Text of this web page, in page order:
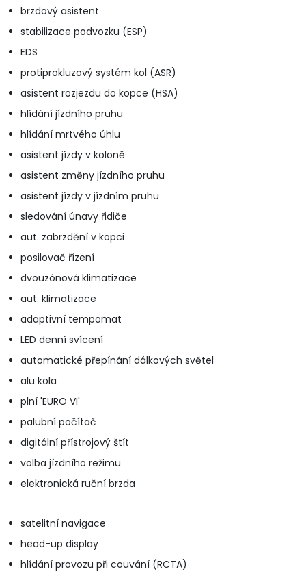
brzdový asistent
stabilizace podvozku (ESP)
EDS
protiprokluzový systém kol (ASR)
asistent rozjezdu do kopce (HSA)
hlídání jízdního pruhu
hlídání mrtvého úhlu
asistent jízdy v koloně
asistent změny jízdního pruhu
asistent jízdy v jízdním pruhu
sledování únavy řidiče
aut. zabrzdění v kopci
posilovač řízení
dvouzónová klimatizace
aut. klimatizace
adaptivní tempomat
LED denní svícení
automatické přepínání dálkových světel
alu kola
plní 'EURO VI'
palubní počítač
digitální přístrojový štít
volba jízdního režimu
elektronická ruční brzda
satelitní navigace
head-up display
hlídání provozu při couvání (RCTA)